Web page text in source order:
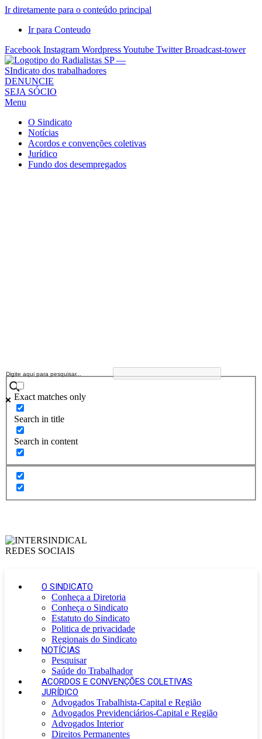
Ir diretamente para o conteúdo principal
Ir para Conteudo
Facebook Instagram WordpressYoutube Twitter Broadcast-tower
Sindicato
dos
Radialistas
São
Paulo
Sindicato
DENUNCIE
SEJA SÓCIO
Menu
O Sindicato
Notícias
Acordos e convenções coletivas
Jurídico
Fundo dos desempregados
Exact matches only
Search in title
Search in content
O SINDICATO
Conheça a Diretoria
Conheça o Sindicato
Estatuto do Sindicato
Politica de privacidade
Regionais do Sindicato
NOTÍCIAS
Pesquisar
Saúde do Trabalhador
ACORDOS E CONVENÇÕES COLETIVAS
JURÍDICO
Advogados Trabalhista-Capital e Região
Advogados Previdenciários-Capital e Região
Advogados Interior
Direitos Permanentes